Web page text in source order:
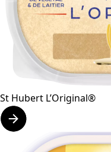
St Hubert L’Original®